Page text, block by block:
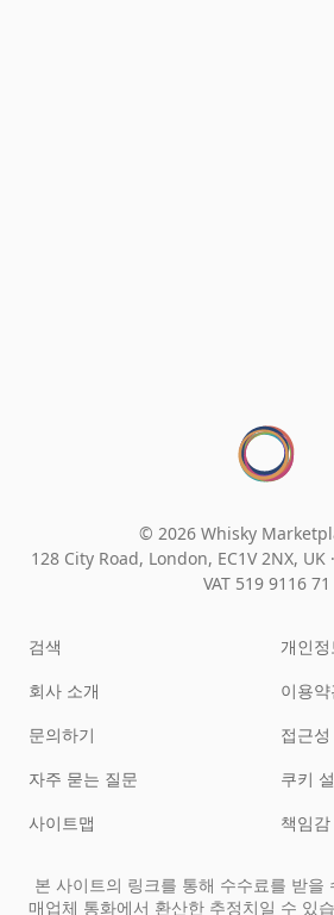
© 2026 Whisky
128 City Road, London, EC1V 2NX, UK ·
VAT 519 9116 71
검색
회사 소개
문의하기
자주 묻는 질문
사이트맵
개인
이용
접근성
쿠키
책임
본 사이트의 링크를 통해 수수료를 받을
매업체 통화에서 환산한 추정치일 수 있